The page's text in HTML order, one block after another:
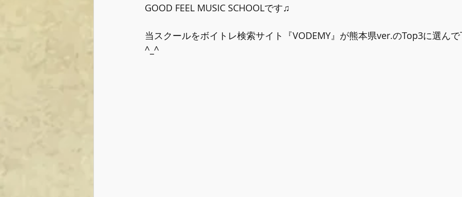
GOOD FEEL MUSIC SCHOOLです♫
当スクールをボイトレ検索サイト『VODEMY』が熊本県ver.のTop3に選ん
^_^